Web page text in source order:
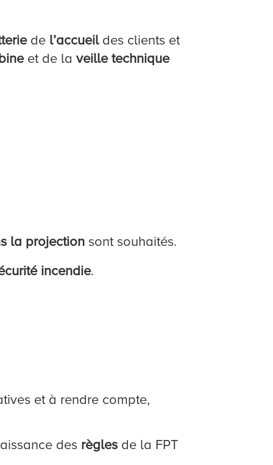
de l’accueildes clients et
et de laveille technique
la projection sont souhaités.
incendie.
et à rendre compte,
des règles de la FPT